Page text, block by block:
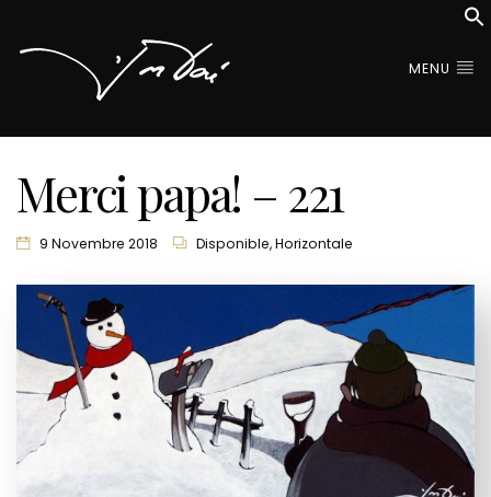
MENU
Merci papa! – 221
9 Novembre 2018 Disponible,Horizontale